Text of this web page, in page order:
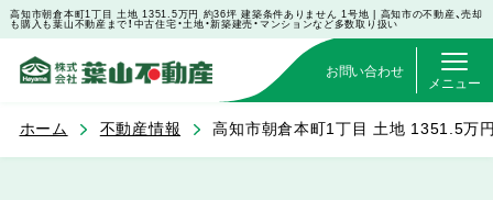
高知市朝倉本町1丁目 土地 1351.5万円 約36坪 建築条件ありません 1号地 | 高知市の不動産、売却
も購入も葉山不動産まで！中古住宅・土地・新築建売・マンションなど多数取り扱い
お問い合わせ
メニュー
ホーム 不動産情報 高知市朝倉本町1丁目 土地 1351.5万